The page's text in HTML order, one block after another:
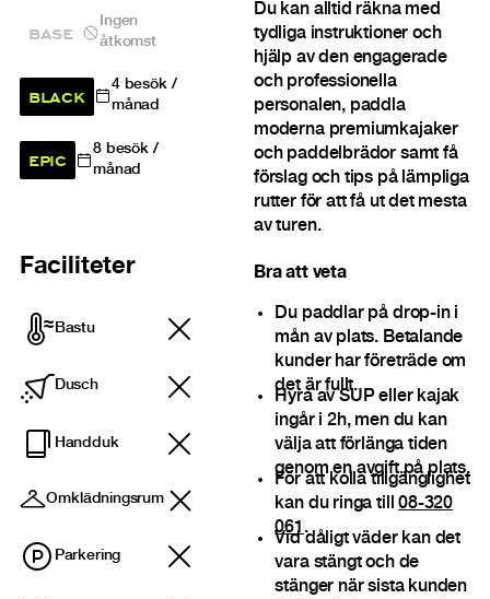
BASE
Ingen
åtkomst
BLACK 4besök /
månad
EPIC 8besök /
månad
Faciliteter
Bastu
Dusch
Handduk
Omklädningsrum
Parkering
Du kan alltid räkna med
tydliga instruktioner och
hjälp av den engagerade
och professionella
personalen, paddla
moderna premiumkajaker
och paddelbrädor samt få
förslag och tips på lämpliga
rutter för att få ut det mesta
av turen.
Bra att veta
Du paddlar på drop-in i
mån av plats. Betalande
kunder har företräde om
det är fullt.
Hyra av SUP eller kajak
ingår i 2h, men du kan
välja att förlänga tiden
genom en avgift på plats.
För att kolla tillgänglighet
kan du ringa till08-320
061 .
Vid dåligt väder kan det
vara stängt och de
stänger när sista kunden